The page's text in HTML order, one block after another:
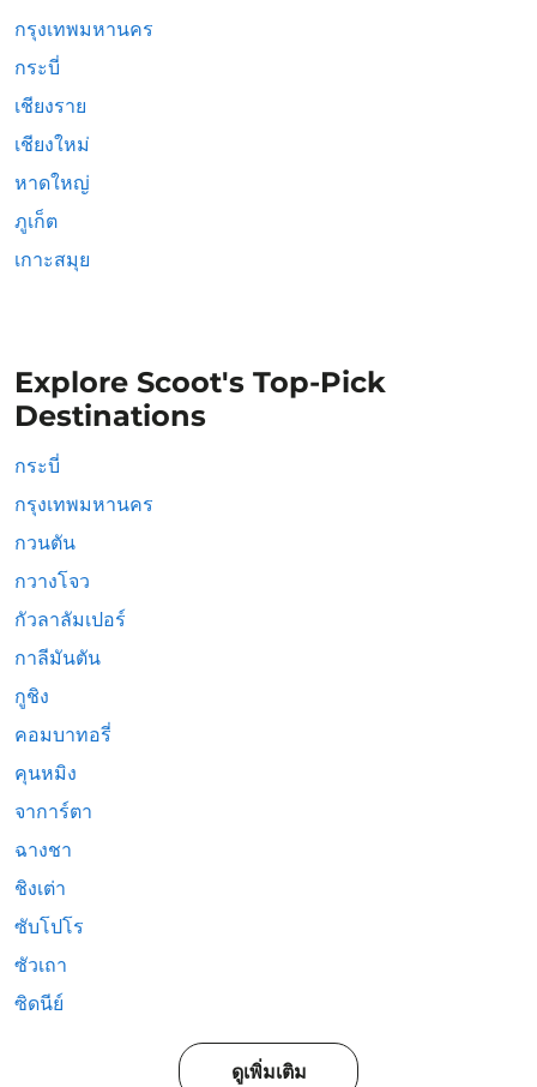
กรุงเทพมหานคร
กระบี่
เชียงราย
เชียงใหม่
หาดใหญ่
ภูเก็ต
เกาะสมุย
Explore Scoot's Top-Pick
Destinations
กระบี่
กรุงเทพมหานคร
กวนตัน
กวางโจว
กัวลาลัมเปอร์
กาลีมันตัน
กูชิง
คอมบาทอรี่
คุนหมิง
จาการ์ตา
ฉางชา
ชิงเต่า
ซับโปโร
ซัวเถา
ซิดนีย์
ดูเพิ่มเติม